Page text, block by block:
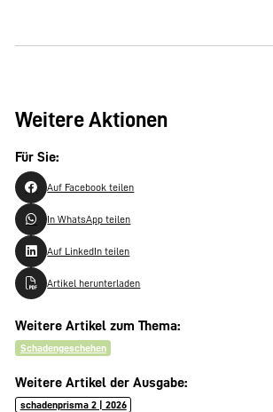
Weitere Aktionen
Für Sie:
Auf Facebook teilen
In WhatsApp teilen
Auf LinkedIn teilen
Artikel herunterladen
Weitere Artikel zum Thema:
Schadengeschehen
Weitere Artikel der Ausgabe:
schadenprisma 2 | 2026